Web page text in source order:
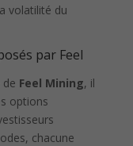
volatilité du
par Feel
Feel Mining, il
options
chacune